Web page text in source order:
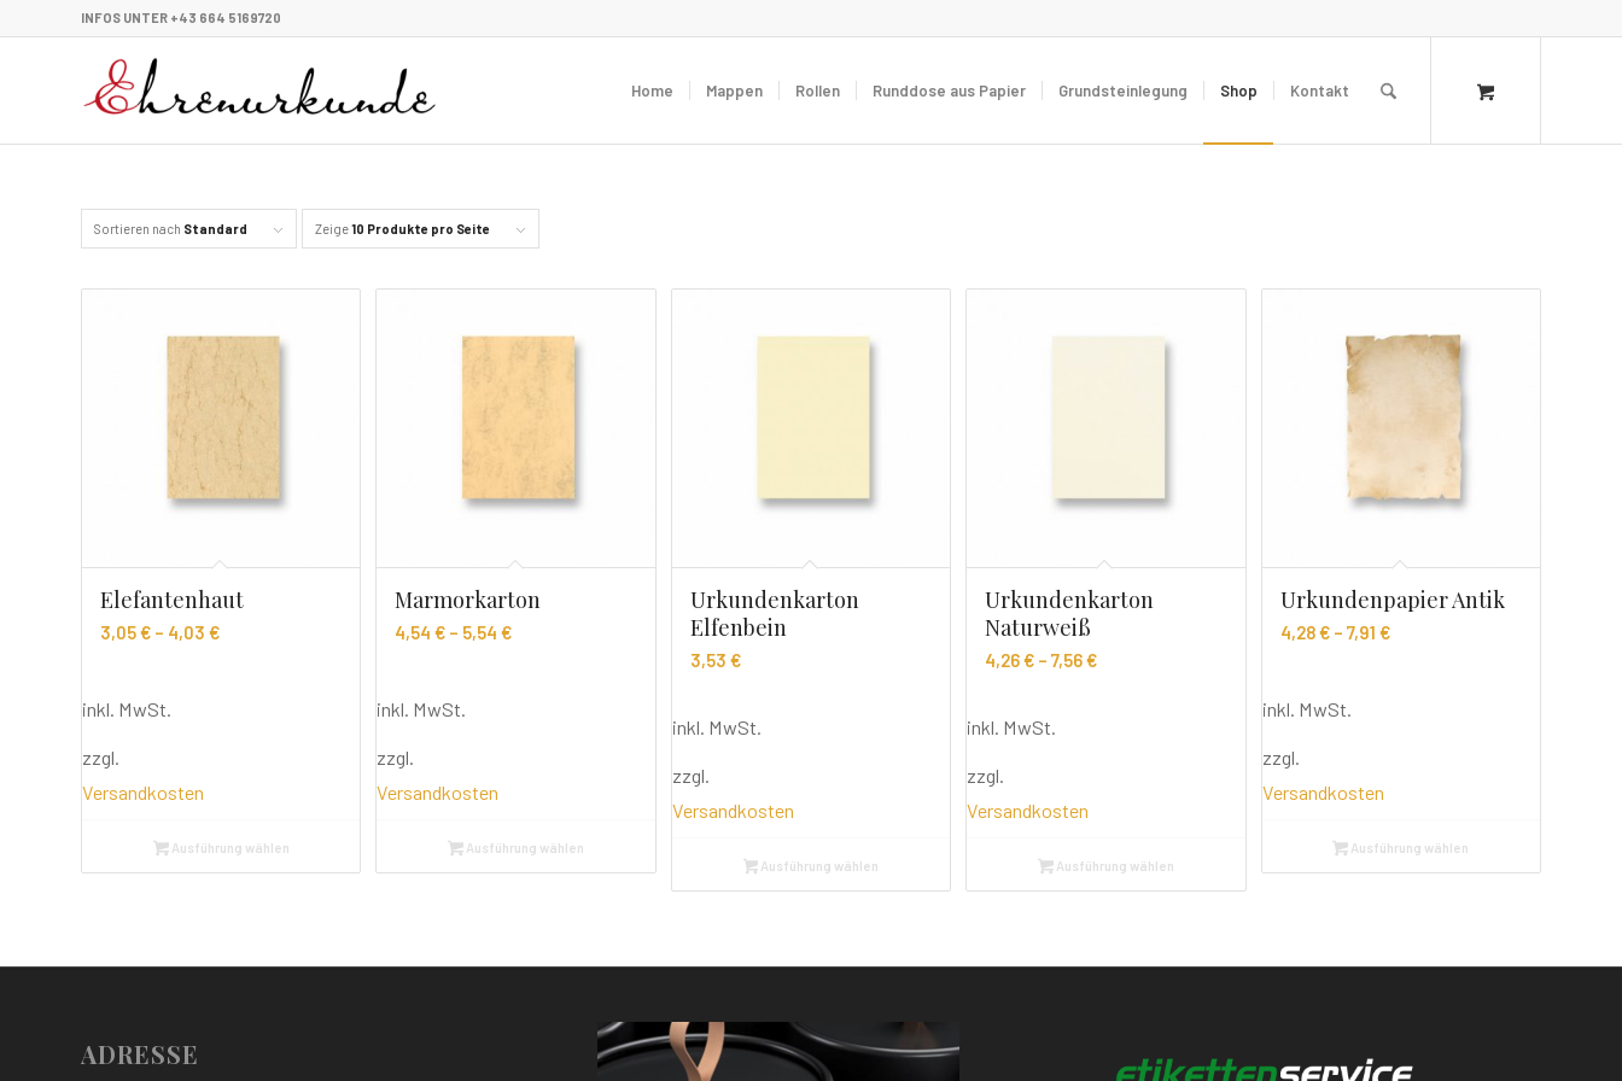
INFOS UNTER +43 664 5169720
Home Mappen Rollen Runddose aus Papier Grundsteinlegung Shop Kontakt
Sortieren nach Standard Zeige10 Produkte pro Seite
Elefantenhaut
3,05€ – 4,03 €
inkl. MwSt.
zzgl.
Versandkosten
Ausführung wählen
Marmorkarton
4,54€ – 5,54€
inkl. MwSt.
zzgl.
Versandkosten
Ausführung wählen
Urkundenkarton
Elfenbein
3,53 €
inkl. MwSt.
zzgl.
Versandkosten
Ausführung wählen
Urkundenkarton
Naturweiß
4,26€ –7,56€
inkl. MwSt.
zzgl.
Versandkosten
Ausführung wählen
Urkundenpapier Antik
4,28€– 7,91 €
inkl. MwSt.
zzgl.
Versandkosten
Ausführung wählen
ADRESSE